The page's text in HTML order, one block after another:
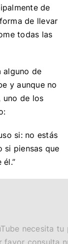
de
de llevar
todas las
alguno de
y aunque no
uno de los
si: no estás
si piensas que
necesita tu